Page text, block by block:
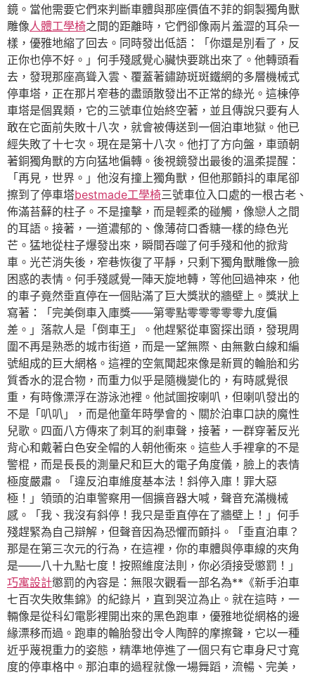
鏡。當他需要它們來判斷車體與那座價值不菲的銅製獨角獸
雕像人體工學椅之間的距離時，它們卻像兩片羞澀的耳朵一
樣，優雅地縮了回去。同時發出低語：「你還是別看了，反
正你也停不好。」何手殘感覺心臟快要跳出來了。他轉頭看
去，發現那座高聳入雲、覆蓋著鏽跡斑斑鐵網的多層機械式
停車塔，正在那片窄巷的盡頭散發出不正常的綠光。這棟停
車塔是個異類，它的三號車位始終空著，並且傳說只要有人
敢在它面前失敗十八次，就會被傳送到一個泊車地獄。他已
經失敗了十七次。現在是第十八次。他打了方向盤，車頭朝
著銅獨角獸的方向猛地偏轉。後視鏡發出最後的溫柔提醒：
「再見，世界。」他沒有撞上獨角獸，但他那顫抖的車尾卻
擦到了停車塔bestmade工學椅三號車位入口處的一根古老、
佈滿苔蘚的柱子。不是撞擊，而是輕柔的碰觸，像戀人之間
的耳語。接著，一道濃郁的、像薄荷口香糖一樣的綠色光
芒。猛地從柱子爆發出來，瞬間吞噬了何手殘和他的掀背
車。光芒消失後，窄巷恢復了平靜，只剩下獨角獸雕像一臉
困惑的表情。何手殘感覺一陣天旋地轉，等他回過神來，他
的車子竟然垂直停在一個貼滿了巨大獎狀的牆壁上。獎狀上
寫著：「完美倒車入庫獎——第零點零零零零零九度偏
差。」落款人是「倒車王」。他趕緊從車窗探出頭，發現周
圍不再是熟悉的城市街道，而是一望無際、由無數白線和編
號組成的巨大網格。這裡的空氣聞起來像是新買的輪胎和劣
質香水的混合物，而重力似乎是隨機變化的，有時感覺很
重，有時像漂浮在游泳池裡。他試圖按喇叭，但喇叭發出的
不是「叭叭」，而是他童年時學會的、關於泊車口訣的魔性
兒歌。四面八方傳來了刺耳的剎車聲，接著，一群穿著反光
背心和戴著白色安全帽的人朝他衝來。這些人手裡拿的不是
警棍，而是長長的測量尺和巨大的電子角度儀，臉上的表情
極度嚴肅。「違反泊車維度基本法！斜停入庫！罪大惡
極！」領頭的泊車警察用一個擴音器大喊，聲音充滿機械
感。「我、我沒有斜停！我只是垂直停在了牆壁上！」何手
殘趕緊為自己辯解，但聲音因為恐懼而顫抖。「垂直泊車？
那是在第三次元的行為，在這裡，你的車體與停車線的夾角
是——八十九點七度！按照維度法則，你必須接受懲罰！」
巧寓設計懲罰的內容是：無限次觀看一部名為**《新手泊車
七百次失敗集錦》的紀錄片，直到哭泣為止。就在這時，一
輛像是從科幻電影裡開出來的黑色跑車，優雅地從網格的邊
緣漂移而過。跑車的輪胎發出令人陶醉的摩擦聲，它以一種
近乎蔑視重力的姿態，精準地停進了一個只有它車身尺寸寬
度的停車格中。那泊車的過程就像一場舞蹈，流暢、完美，